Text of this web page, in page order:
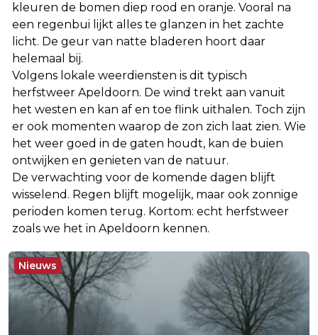
kleuren de bomen diep rood en oranje. Vooral na
een regenbui lijkt alles te glanzen in het zachte
licht. De geur van natte bladeren hoort daar
helemaal bij.
Volgens lokale weerdiensten is dit typisch
herfstweer Apeldoorn. De wind trekt aan vanuit
het westen en kan af en toe flink uithalen. Toch zijn
er ook momenten waarop de zon zich laat zien. Wie
het weer goed in de gaten houdt, kan de buien
ontwijken en genieten van de natuur.
De verwachting voor de komende dagen blijft
wisselend. Regen blijft mogelijk, maar ook zonnige
perioden komen terug. Kortom: echt herfstweer
zoals we het in Apeldoorn kennen.
Nieuws